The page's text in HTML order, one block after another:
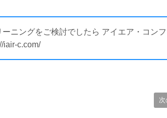
ニングをご検討でしたら アイエア・コン
iair-c.com/
次